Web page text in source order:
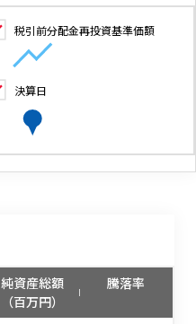
税引前分配金再投資基準価額
決算日
純資産総額
（百万円）
騰落率